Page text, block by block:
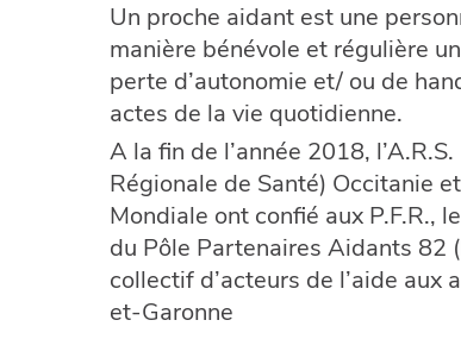
Un proche aidant est une
manière bénévole et régulière
perte d’autonomie et/ ou de
actes de la vie quotidienne.
A la fin de l’année 2018,
Régionale de Santé) Occitanie
Mondiale ont confié aux P.F.R.,
du Pôle Partenaires Aidants 82
collectif d’acteurs de l’aide aux
et-Garonne